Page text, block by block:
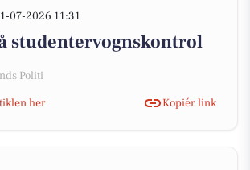
07-2026 11:31
studentervognskontrol
Politi
her
Kopiér link